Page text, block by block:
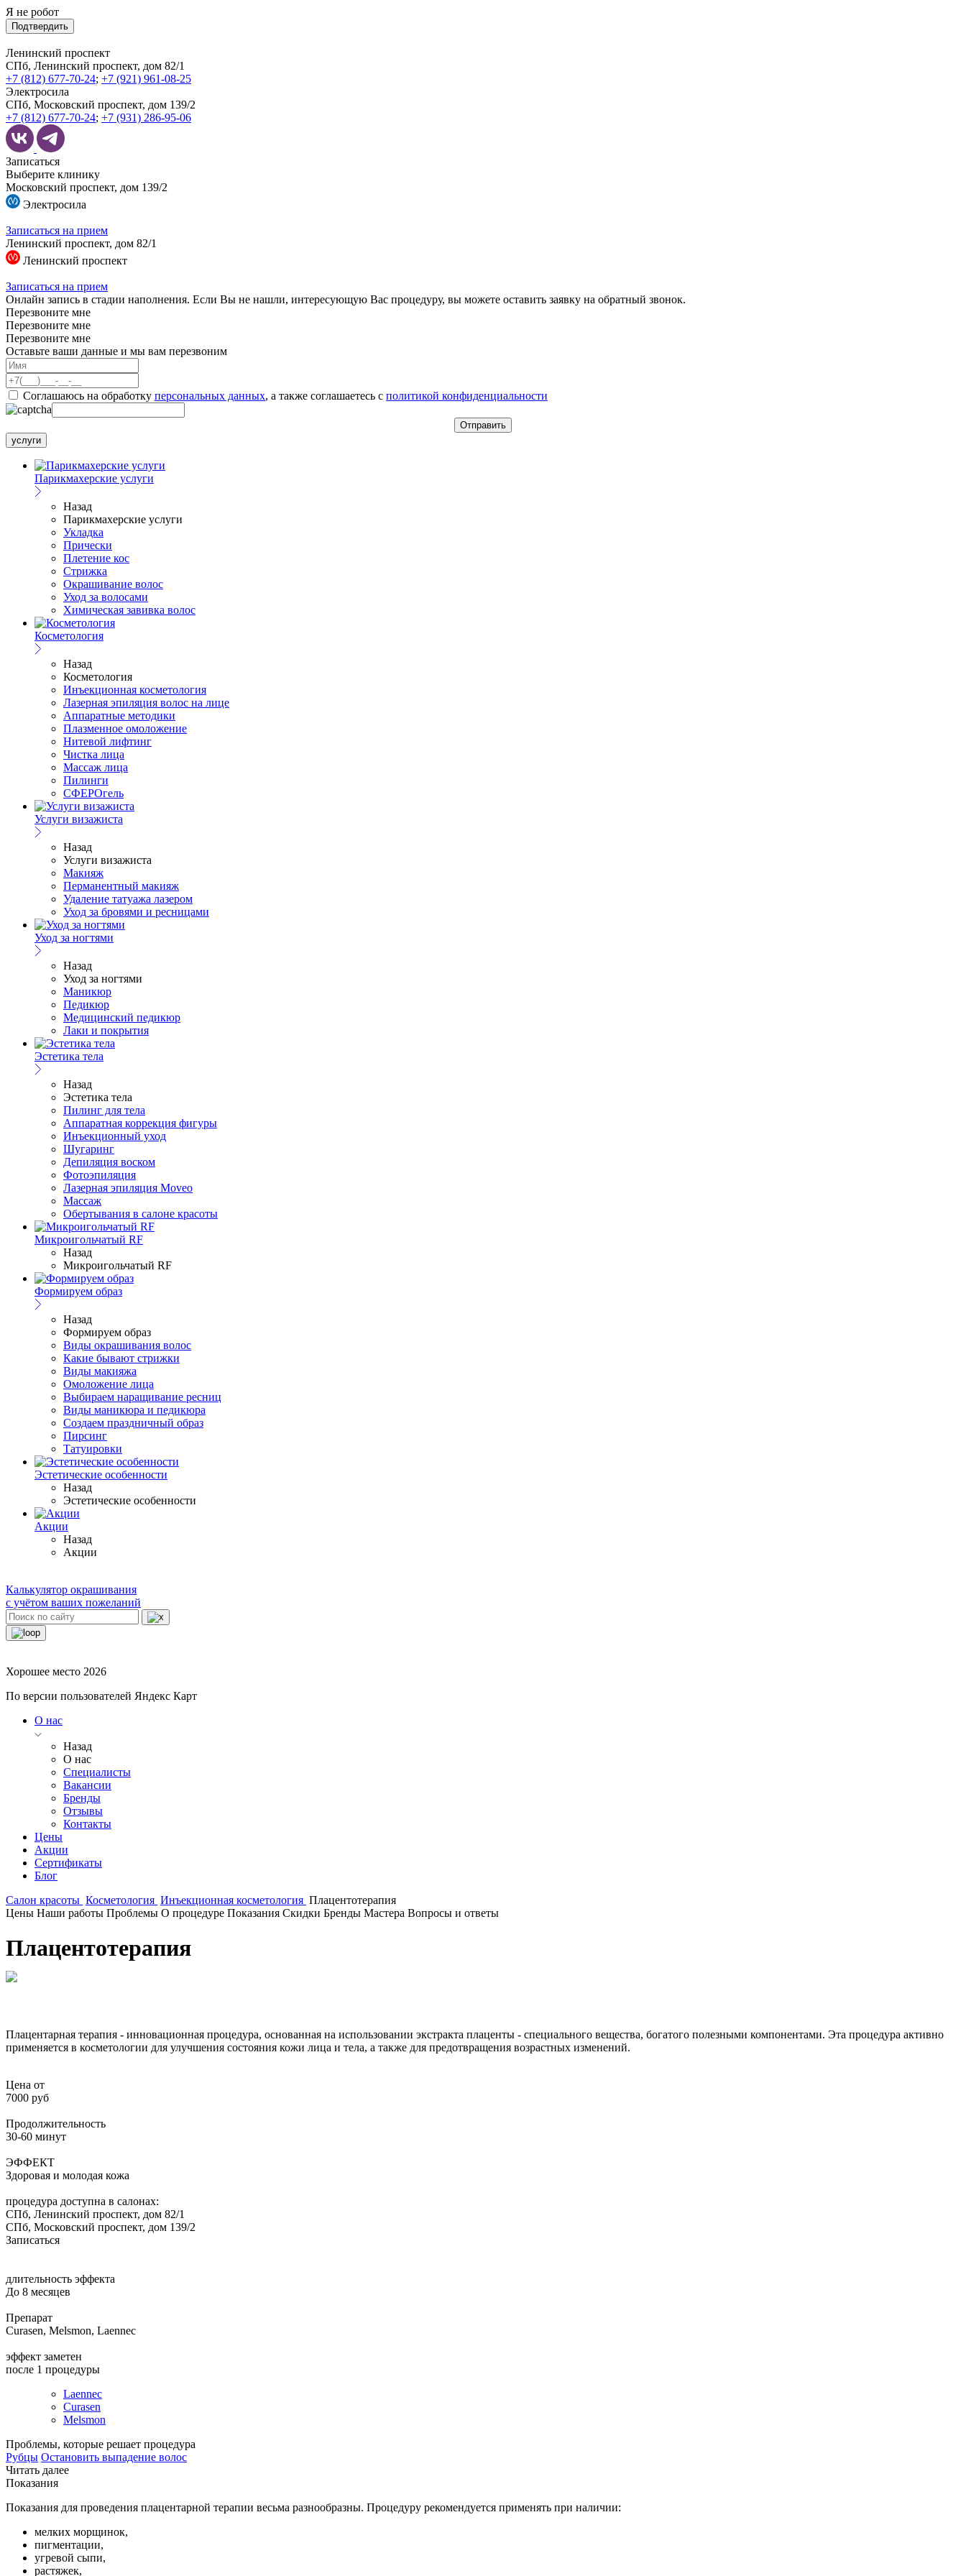
Я не робот
Подтвердить
Ленинский проспект
СПб, Ленинский проспект, дом 82/1
+7 (812) 677-70-24; +7 (921) 961-08-25
Электросила
СПб, Московский проспект, дом 139/2
+7 (812) 677-70-24; +7 (931) 286-95-06
Записаться
Выберите клинику
Московский проспект, дом 139/2
Электросила
Записаться на прием
Ленинский проспект, дом 82/1
Ленинский проспект
Записаться на прием
Онлайн запись в стадии наполнения. Если Вы не нашли, интересующую Вас процедуру, вы можете оставить заявку на обратный звонок.
Перезвоните мне
Перезвоните мне
Перезвоните мне
Оставьте ваши данные и мы вам перезвоним
Соглашаюсь на обработку персональных данных, а также соглашаетесь c политикой конфиденциальности
услуги
Парикмахерские услуги
Назад
Парикмахерские услуги
Укладка
Прически
Плетение кос
Стрижка
Окрашивание волос
Уход за волосами
Химическая завивка волос
Косметология
Назад
Косметология
Инъекционная косметология
Лазерная эпиляция волос на лице
Аппаратные методики
Плазменное омоложение
Нитевой лифтинг
Чистка лица
Массаж лица
Пилинги
СФЕРОгель
Услуги визажиста
Назад
Услуги визажиста
Макияж
Перманентный макияж
Удаление татуажа лазером
Уход за бровями и ресницами
Уход за ногтями
Назад
Уход за ногтями
Маникюр
Педикюр
Медицинский педикюр
Лаки и покрытия
Эстетика тела
Назад
Эстетика тела
Пилинг для тела
Аппаратная коррекция фигуры
Инъекционный уход
Шугаринг
Депиляция воском
Фотоэпиляция
Лазерная эпиляция Moveo
Массаж
Обертывания в салоне красоты
Микроигольчатый RF
Назад
Микроигольчатый RF
Формируем образ
Назад
Формируем образ
Виды окрашивания волос
Какие бывают стрижки
Виды макияжа
Омоложение лица
Выбираем наращивание ресниц
Виды маникюра и педикюра
Создаем праздничный образ
Пирсинг
Татуировки
Эстетические особенности
Назад
Эстетические особенности
Акции
Назад
Акции
Калькулятор окрашивания
с учётом ваших пожеланий
Хорошее место 2026
По версии пользователей Яндекс Карт
О нас
Назад
О нас
Специалисты
Вакансии
Бренды
Отзывы
Контакты
Цены
Акции
Сертификаты
Блог
Салон красоты Косметология Инъекционная косметология Плацентотерапия
Цены Наши работы Проблемы О процедуре Показания Скидки Бренды Мастера Вопросы и ответы
Плацентотерапия
Плацентарная терапия - инновационная процедура, основанная на использовании экстракта плаценты - специального вещества, богатого полезными компонентами. Эта процедура активно
применяется в косметологии для улучшения состояния кожи лица и тела, а также для предотвращения возрастных изменений.
Цена от
7000 руб
Продолжительность
30-60 минут
ЭФФЕКТ
Здоровая и молодая кожа
процедура доступна в салонах:
СПб, Ленинский проспект, дом 82/1
СПб, Московский проспект, дом 139/2
Записаться
длительность эффекта
До 8 месяцев
Препарат
Curasen, Melsmon, Laennec
эффект заметен
после 1 процедуры
Laennec
Curasen
Melsmon
Проблемы, которые решает процедура
Рубцы Остановить выпадение волос
Читать далее
Показания
Показания для проведения плацентарной терапии весьма разнообразны. Процедуру рекомендуется применять при наличии:
мелких морщинок,
пигментации,
угревой сыпи,
растяжек,